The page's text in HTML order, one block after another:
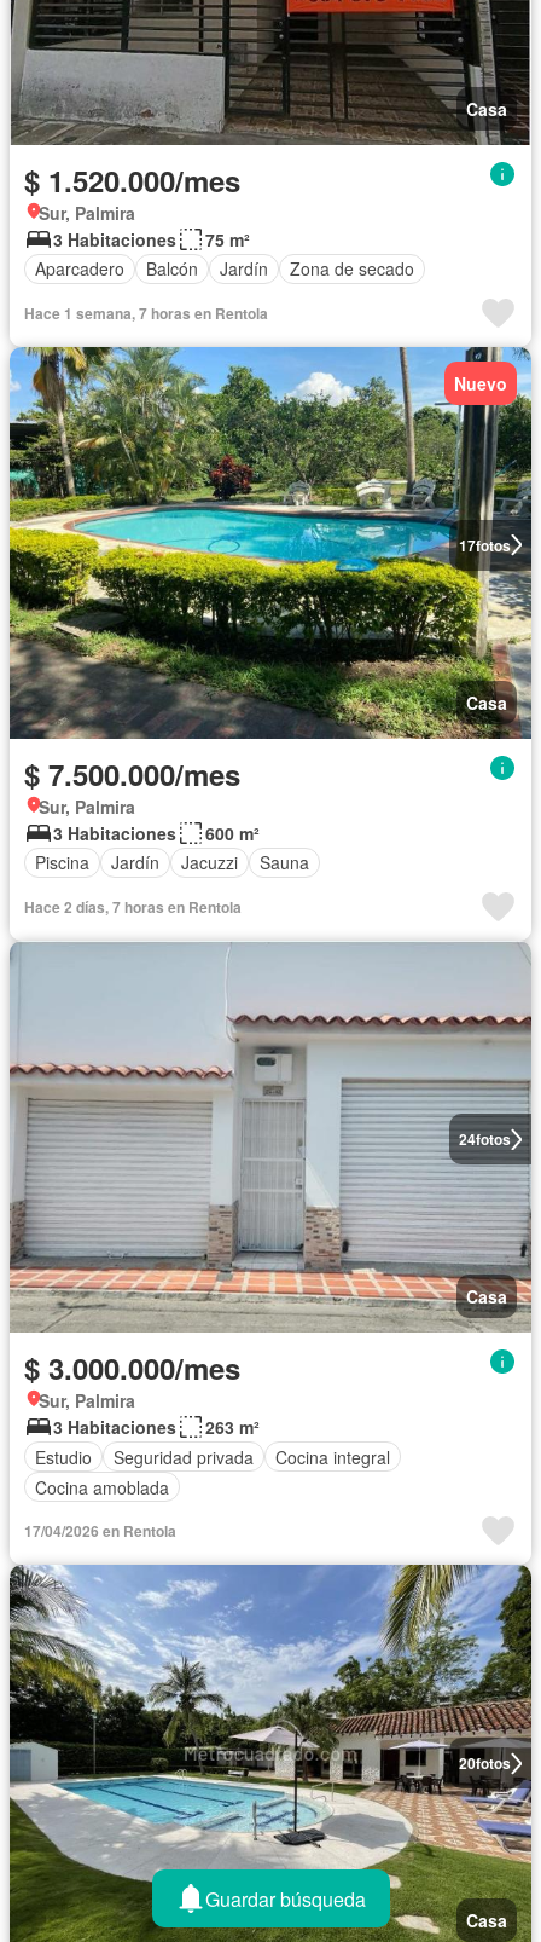
Casa
$ 1.520.000/mes
Sur, Palmira
3 Habitaciones
75 m²
Aparcadero
Balcón Jardín Zona de secado
Hace 1 semana, 7 horas en Rentola
17fotos
Nuevo
Casa
$ 7.500.000/mes
Sur, Palmira
3 Habitaciones
600 m²
Piscina
Jardín Jacuzzi Sauna
Hace 2 días, 7 horas en Rentola
24fotos
Casa
$ 3.000.000/mes
Sur, Palmira
3 Habitaciones
263 m²
Estudio
Seguridad privada
Cocina integral
Cocina amoblada
17/04/2026 en Rentola
20fotos
Casa
Guardar búsqueda